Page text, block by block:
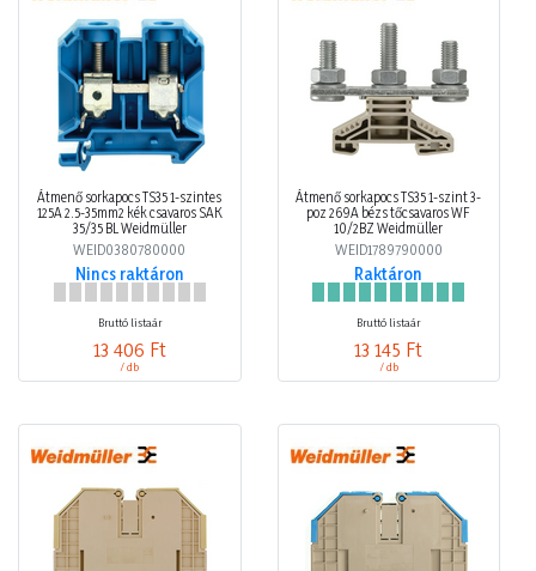
Átmenő sorkapocs TS35 1-szintes
125A 2.5-35mm2 kék csavaros SAK
35/35 BL Weidmüller
WEID0380780000
Nincs raktáron
Bruttó listaár
13 406 Ft
/ db
Átmenő sorkapocs TS35 1-szint 3-
poz 269A bézs tőcsavaros WF
10/2BZ Weidmüller
WEID1789790000
Raktáron
Bruttó listaár
13 145 Ft
/ db